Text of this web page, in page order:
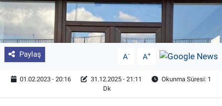
Paylaş A- A+
01.02.2023 - 20:16 31.12.2025 - 21:11
Okunma Süresi: 1
Dk
Şeker ve Şekerli Mamüller
Tahıllar ve Baklagiller